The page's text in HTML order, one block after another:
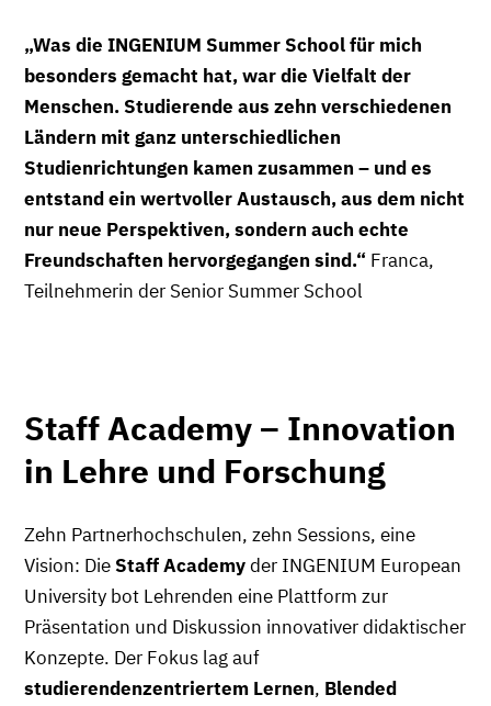
„Was die INGENIUM Summer School für mich
besonders gemacht hat, war die Vielfalt der
Menschen. Studierende aus zehn verschiedenen
Ländern mit ganz unterschiedlichen
Studienrichtungen kamen zusammen – und es
entstand ein wertvoller Austausch, aus dem nicht
nur neue Perspektiven, sondern auch echte
Freundschaften hervorgegangen sind.“ Franca,
Teilnehmerin der Senior Summer School
Staff Academy – Innovation
in Lehre und Forschung
Zehn Partnerhochschulen, zehn Sessions, eine
Vision: DieStaff Academyder INGENIUM European
University bot Lehrenden eine Plattform zur
Präsentation und Diskussion innovativer didaktischer
Konzepte. Der Fokus lag auf
studierendenzentriertem Lernen, Blended